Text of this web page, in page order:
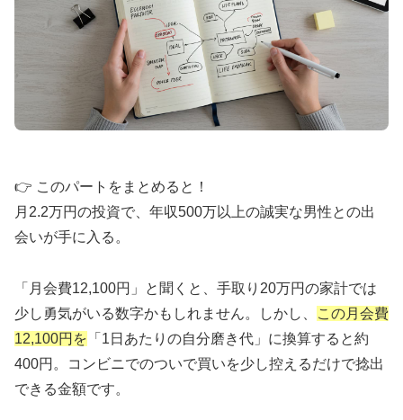
40代からの婚活に特化した専門サポート。再婚・
初婚問わず、人生経験豊富なカウンセラーがサポー
続受賞
IBJ Award 8期連続 受賞の実績
🕙
22時まで営業
👉 このパートをまとめると！
月2.2万円の投資で、年収500万以上の誠実な男性との出
会いが手に入る。
「月会費12,100円」と聞くと、手取り20万円の家計では
少し勇気がいる数字かもしれません。しかし、
この月会費
12,100円を 「1日あたりの自分磨き代」に換算すると約
400円。コンビニでのついで買いを少し控えるだけで捻出
できる金額です。